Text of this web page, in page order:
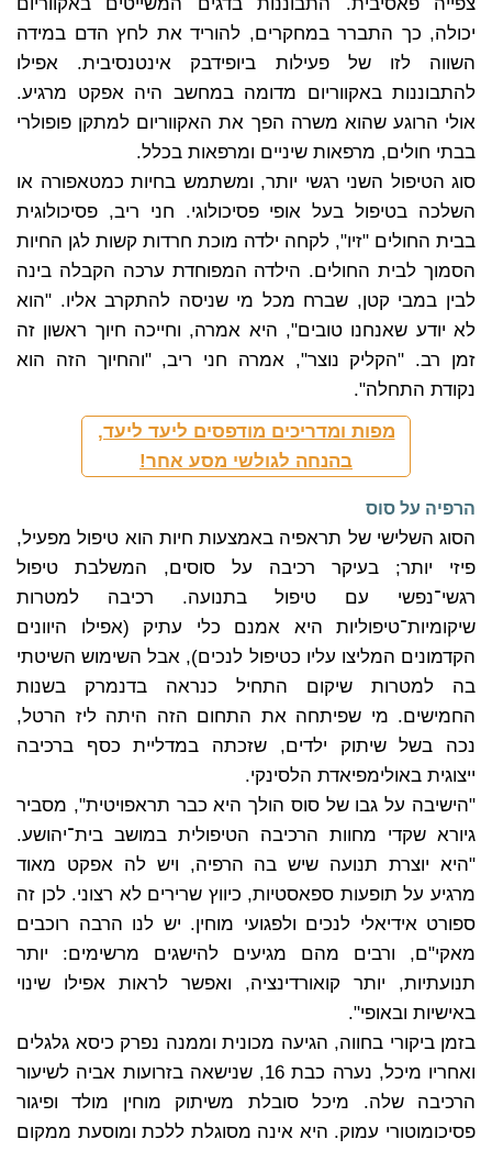
יכולה, כך התברר במחקרים, להוריד את לחץ הדם במידה
השווה לזו של פעילות ביופידבק אינטנסיבית. אפילו
להתבוננות באקווריום מדומה במחשב היה אפקט מרגיע.
אולי הרוגע שהוא משרה הפך את האקווריום למתקן פופולרי
בבתי חולים, מרפאות שיניים ומרפאות בכלל.
סוג הטיפול השני רגשי יותר, ומשתמש בחיות כמטאפורה או
השלכה בטיפול בעל אופי פסיכולוגי. חני ריב, פסיכולוגית
בבית החולים "זיו", לקחה ילדה מוכת חרדות קשות לגן החיות
הסמוך לבית החולים. הילדה המפוחדת ערכה הקבלה בינה
לבין במבי קטן, שברח מכל מי שניסה להתקרב אליו. "הוא
לא יודע שאנחנו טובים", היא אמרה, וחייכה חיוך ראשון זה
זמן רב. "הקליק נוצר", אמרה חני ריב, "והחיוך הזה הוא
נקודת התחלה".
מפות ומדריכים מודפסים ליעד ליעד,
בהנחה לגולשי מסע אחר!
הרפיה על סוס
הסוג השלישי של תראפיה באמצעות חיות הוא טיפול מפעיל,
פיזי יותר; בעיקר רכיבה על סוסים, המשלבת טיפול
רגשי־נפשי עם טיפול בתנועה. רכיבה למטרות
שיקומיות־טיפוליות היא אמנם כלי עתיק (אפילו היוונים
הקדמונים המליצו עליו כטיפול לנכים), אבל השימוש השיטתי
בה למטרות שיקום התחיל כנראה בדנמרק בשנות
החמישים. מי שפיתחה את התחום הזה היתה ליז הרטל,
נכה בשל שיתוק ילדים, שזכתה במדליית כסף ברכיבה
ייצוגית באולימפיאדת הלסינקי.
"הישיבה על גבו של סוס הולך היא כבר תראפויטית", מסביר
גיורא שקדי מחוות הרכיבה הטיפולית במושב בית־יהושע.
"היא יוצרת תנועה שיש בה הרפיה, ויש לה אפקט מאוד
מרגיע על תופעות ספאסטיות, כיווץ שרירים לא רצוני. לכן זה
ספורט אידיאלי לנכים ולפגועי מוחין. יש לנו הרבה רוכבים
מאקי"ם, ורבים מהם מגיעים להישגים מרשימים: יותר
תנועתיות, יותר קואורדינציה, ואפשר לראות אפילו שינוי
באישיות ובאופי".
בזמן ביקורי בחווה, הגיעה מכונית וממנה נפרק כיסא גלגלים
ואחריו מיכל, נערה כבת 16, שנישאה בזרועות אביה לשיעור
הרכיבה שלה. מיכל סובלת משיתוק מוחין מולד ופיגור
פסיכומוטורי עמוק. היא אינה מסוגלת ללכת ומוסעת ממקום